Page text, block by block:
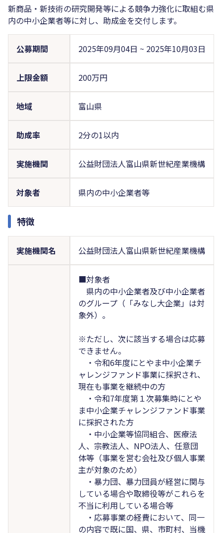
新商品・新技術の研究開発等による競争力強化に取組む県
内の中小企業者等に対し、助成金を交付します。
公募期間 2025年09月04日 ~ 2025年10月03日
上限金額 200万円
地域 富山県
助成率 2分の1以内
実施機関 公益財団法人富山県新世紀産業機構
対象者 県内の中小企業者等
特徴
実施機関名 公益財団法人富山県新世紀産業機構
■対象者
県内の中小企業者及び中小企業者
のグループ（「みなし大企業」は対
象外）。
※ただし、次に該当する場合は応募
できません。
・令和6年度にとやま中小企業チ
ャレンジファンド事業に採択され、
現在も事業を継続中の方
・令和7年度第１次募集時にとや
ま中小企業チャレンジファンド事業
に採択された方
・中小企業等協同組合、医療法
人、宗教法人、NPO法人、任意団
体等（事業を営む会社及び個人事業
主が対象のため）
・暴力団、暴力団員が経営に関与
している場合や取締役等がこれらを
不当に利用している場合等
・応募事業の経費において、同一
の内容で既に国、県、市町村、当機